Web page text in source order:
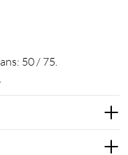
50 / 75.